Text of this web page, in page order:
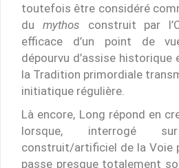
toutefois être considéré
du mythos construit par
efficace d’un point de
dépourvu d’assise
la Tradition primordiale
initiatique régulière.
Là encore, Long répond en
lorsque, interrogé
construit/artificiel de la Voie
passe presque totalement